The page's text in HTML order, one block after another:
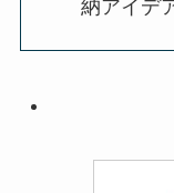
納アイデ